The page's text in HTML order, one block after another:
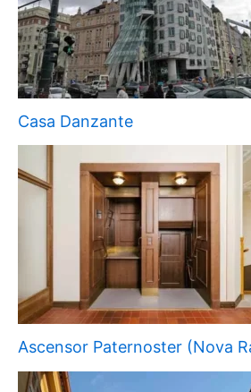
Casa Danzante
Ascensor Paternoster (Nova